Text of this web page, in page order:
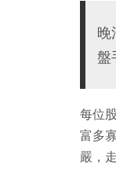
晚
盤
每位
富多
嚴，